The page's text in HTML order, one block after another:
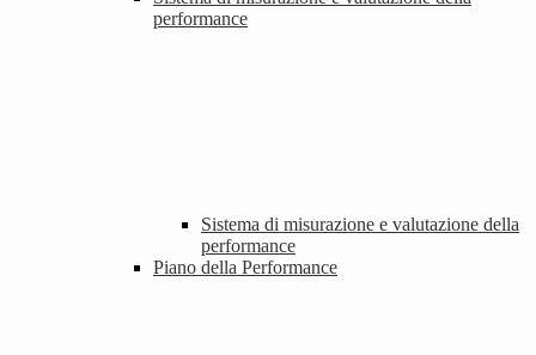
performance
Sistema di misurazione e valutazione della
performance
Piano della Performance